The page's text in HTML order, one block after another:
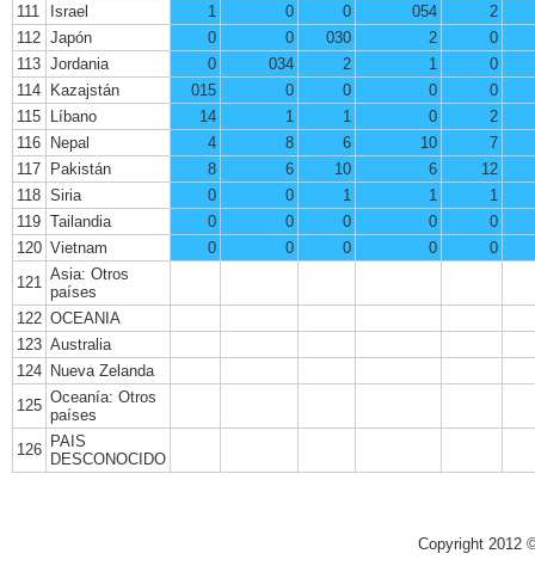
111
Israel 1 0 0 054
2
112 Japón 0 0 030 2
0
113 Jordania 0 034 2 1
0
114 Kazajstán 015 0 0 0
0
115 Líbano 14 1 1 0
2
116 Nepal 4 8 6 10
7
117 Pakistán 8 6 10 6
12
118 Siria 0 0 1 1
1
119 Tailandia 0 0 0 0
0
120 Vietnam 0 0 0 0
0
121 Asia: Otros
países
122 OCEANIA
123 Australia
124 Nueva Zelanda
125 Oceanía: Otros
países
126 PAIS
DESCONOCIDO
Copyright 2012